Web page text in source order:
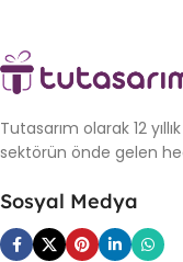
Tutasarım olarak 12
sektörün önde gelen
Sosyal Medya